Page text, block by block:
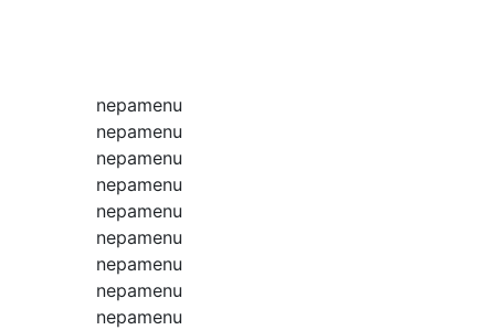
nepamenu
nepamenu
nepamenu
nepamenu
nepamenu
nepamenu
nepamenu
nepamenu
nepamenu